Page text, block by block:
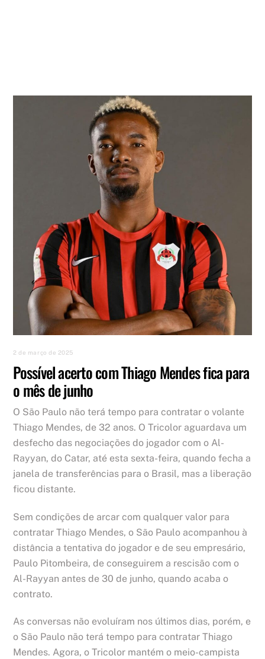
2 de março de 2025
Possível acerto com Thiago Mendes fica para
o mês de junho
O São Paulo não terá tempo para contratar o volante
Thiago Mendes, de 32 anos. O Tricolor aguardava um
desfecho das negociações do jogador com o Al-
Rayyan, do Catar, até esta sexta-feira, quando fecha a
janela de transferências para o Brasil, mas a liberação
ficou distante.
Sem condições de arcar com qualquer valor para
contratar Thiago Mendes, o São Paulo acompanhou à
distância a tentativa do jogador e de seu empresário,
Paulo Pitombeira, de conseguirem a rescisão com o
Al-Rayyan antes de 30 de junho, quando acaba o
contrato.
As conversas não evoluíram nos últimos dias, porém, e
o São Paulo não terá tempo para contratar Thiago
Mendes. Agora, o Tricolor mantém o meio-campista